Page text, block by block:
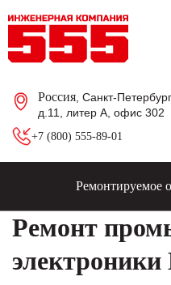
Россия , Санкт-
д.11, литер А, офис 302
+7 (800) 555-89-01
Ремонтируемое
Ремонт